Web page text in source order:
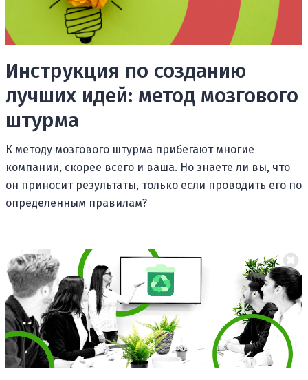
Инструкция по созданию
лучших идей: метод мозгового
штурма
К методу мозгового штурма прибегают многие
компании, скорее всего и ваша. Но знаете ли вы, что
он приносит результаты, только если проводить его по
определенным правилам?